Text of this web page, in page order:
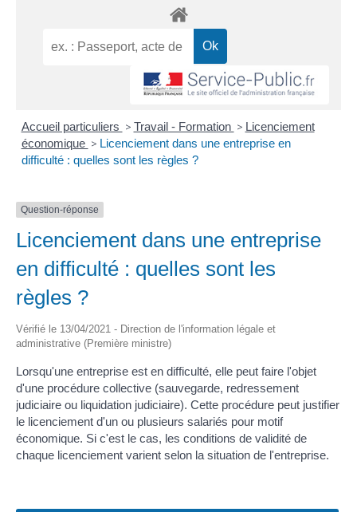
Accueil particuliers > Travail - Formation > Licenciement
économique > Licenciement dans une entreprise en
difficulté : quelles sont les règles ?
Question-réponse
Licenciement dans une entreprise
en difficulté : quelles sont les
règles ?
Vérifié le 13/04/2021 - Direction de l'information légale et
administrative (Première ministre)
Lorsqu'une entreprise est en difficulté, elle peut faire l'objet
d'une procédure collective (sauvegarde, redressement
judiciaire ou liquidation judiciaire). Cette procédure peut justifier
le licenciement d'un ou plusieurs salariés pour motif
économique. Si c'est le cas, les conditions de validité de
chaque licenciement varient selon la situation de l'entreprise.